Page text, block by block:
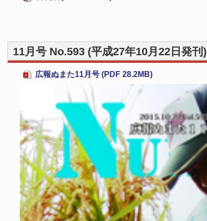
11月号 No.593 (平成27年10月22日発刊)
広報ぬまた11月号 (PDF 28.2MB)